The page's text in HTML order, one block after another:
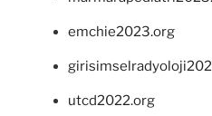
emchie2023.org
utcd2022.org